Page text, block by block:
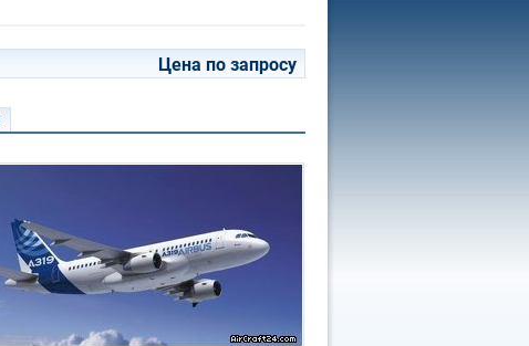
Цена по запросу